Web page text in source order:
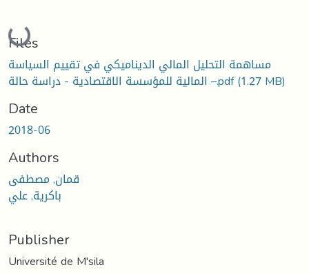
Loading...
Files
مساهمة التحليل المالي الديناميكي في تقييم السياسة
المالية للمؤسسة الاقتصادية - دراسة حالة –.pdf(1.27 MB)
Date
2018-06
Authors
قمان, مصطفى
باكرية, علي
Publisher
Université de M'sila